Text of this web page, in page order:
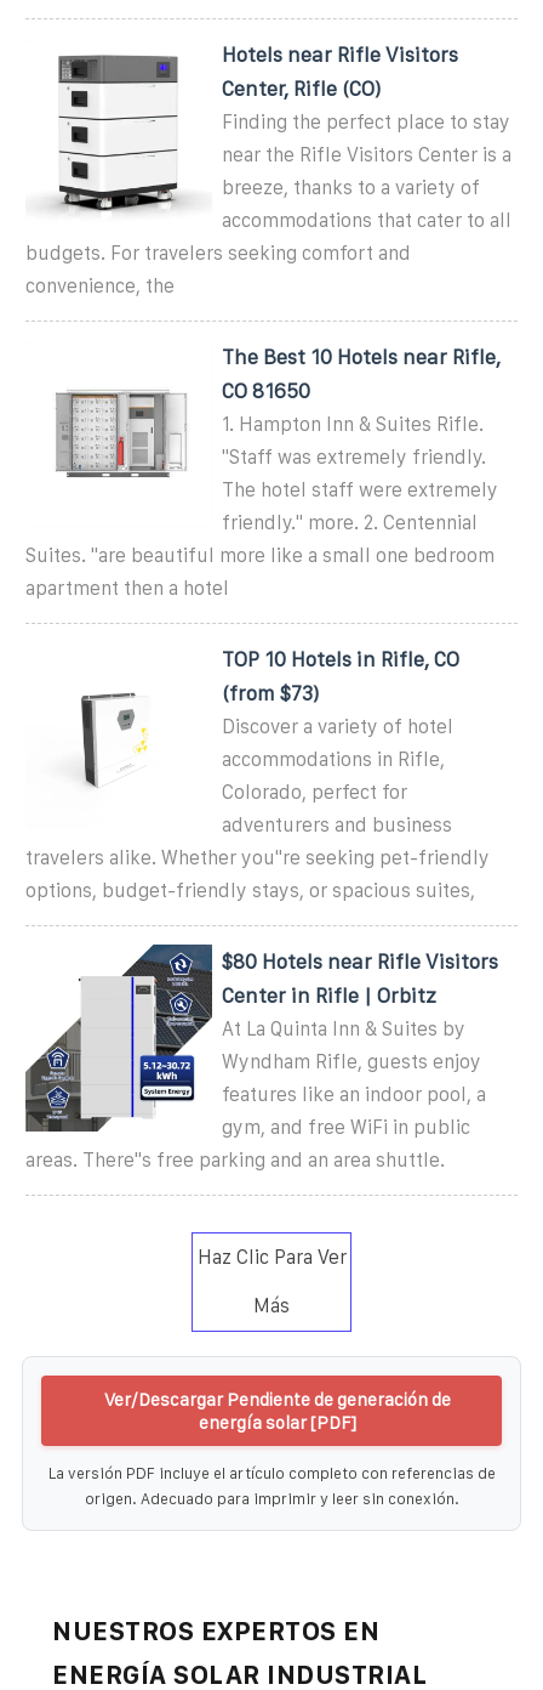
Hotels near Rifle Visitors
Center, Rifle (CO)
Finding the perfect place to stay
near the Rifle Visitors Center is a
breeze, thanks to a variety of
accommodations that cater to all
budgets. For travelers seeking comfort and
convenience, the
The Best 10 Hotels near Rifle,
CO 81650
1. Hampton Inn & Suites Rifle.
"Staff was extremely friendly.
The hotel staff were extremely
friendly." more. 2. Centennial
Suites. "are beautiful more like a small one bedroom
apartment then a hotel
TOP 10 Hotels in Rifle, CO
(from $73)
Discover a variety of hotel
accommodations in Rifle,
Colorado, perfect for
adventurers and business
travelers alike. Whether you''re seeking pet-friendly
options, budget-friendly stays, or spacious suites,
$80 Hotels near Rifle Visitors
Center in Rifle | Orbitz
At La Quinta Inn & Suites by
Wyndham Rifle, guests enjoy
features like an indoor pool, a
gym, and free WiFi in public
areas. There''s free parking and an area shuttle.
Haz Clic Para Ver
Más
Ver/Descargar Pendiente de generación de
energía solar [PDF]
La versión PDF incluye el artículo completo con referencias de
origen. Adecuado para imprimir y leer sin conexión.
NUESTROS EXPERTOS EN
ENERGÍA SOLAR INDUSTRIAL